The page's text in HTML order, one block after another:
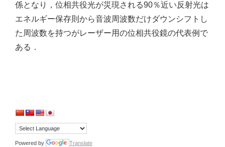
係となり，位相共役光が災現される90％近い反射光は
エネルギー保存則から音波周波数だけダウンシフトし
た周波数を持つがレーザー用の位相共役鏡の代表例で
ある．
Powered by Translate